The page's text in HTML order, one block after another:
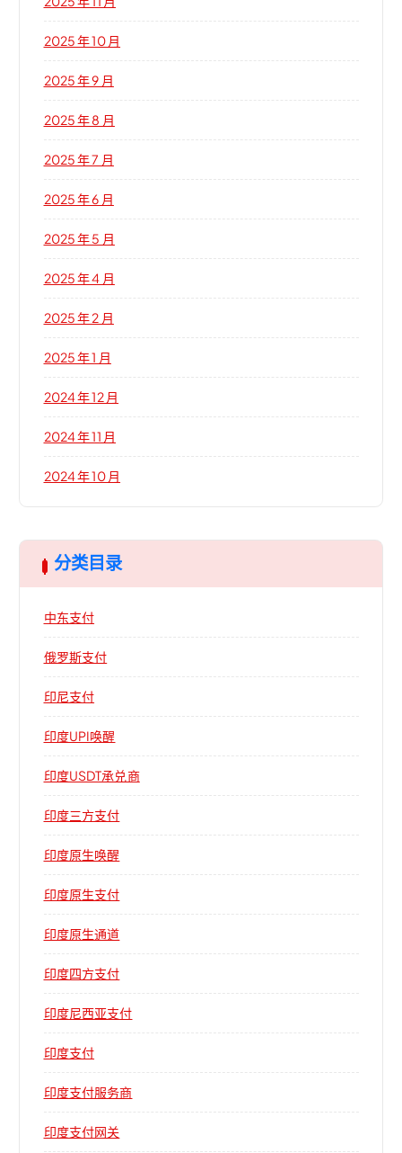
2025 年 10 月
2025 年 9 月
2025 年 8 月
2025 年 7 月
2025 年 6 月
2025 年 5 月
2025 年 4 月
2025 年 2 月
2025 年 1 月
2024 年 12 月
2024 年 11 月
2024 年 10 月
分类目录
中东支付
俄罗斯支付
印尼支付
印度UPI唤醒
印度USDT承兑商
印度三方支付
印度原生唤醒
印度原生支付
印度原生通道
印度四方支付
印度尼西亚支付
印度支付
印度支付服务商
印度支付网关